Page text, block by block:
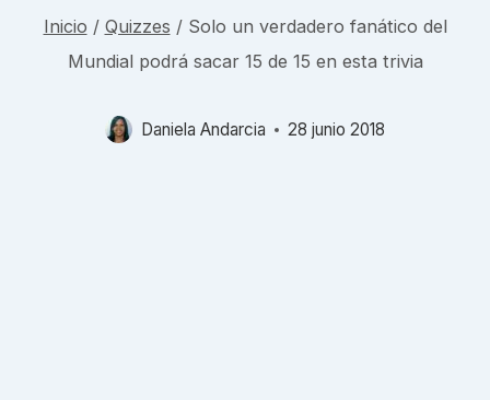
Inicio / Quizzes / Solo un verdadero fanático del
Mundial podrá sacar 15 de 15 en esta trivia
Daniela Andarcia 28 junio 2018